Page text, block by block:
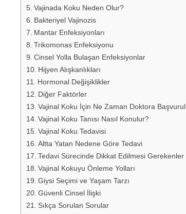
Vajinada Koku Neden Olur?
Bakteriyel Vajinozis
Mantar Enfeksiyonları
Trikomonas Enfeksiyonu
Cinsel Yolla Bulaşan Enfeksiyonlar
Hijyen Alışkanlıkları
Hormonal Değişiklikler
Diğer Faktörler
Vajinal Koku İçin Ne Zaman Doktora
Vajinal Koku Tanısı Nasıl Konulur?
Vajinal Koku Tedavisi
Altta Yatan Nedene Göre Tedavi
Tedavi Sürecinde Dikkat Edilmesi Gerekenler
Vajinal Kokuyu Önleme Yolları
Giysi Seçimi ve Yaşam Tarzı
Güvenli Cinsel İlişki
Sıkça Sorulan Sorular